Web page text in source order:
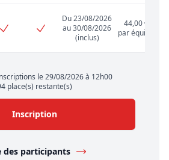
Du 23/08/2026
au 30/08/2026
(inclus)
44,00 €
par équipe
le 29/08/2026 à 12h00
place(s) restante(s)
Inscription
des participants